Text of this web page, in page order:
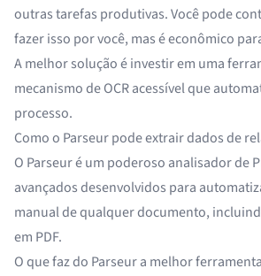
outras tarefas produtivas. Você pode
fazer isso por você, mas é econômico
A melhor solução é investir em uma
mecanismo de OCR acessível que
processo.
Como o Parseur pode extrair dados de
O Parseur é um poderoso analisador de
avançados desenvolvidos para
manualde qualquer documento,
em PDF.
O que faz do Parseur a melhor